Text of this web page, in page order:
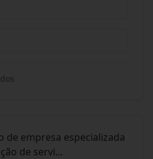
s
de empresa especializada
de servi...